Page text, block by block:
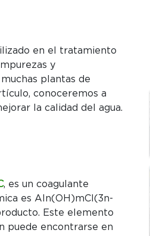
en el tratamiento
y
plantas de
conoceremos a
la calidad del agua.
, es un coagulante
es Aln(OH)mCl(3n-
Este elemento
puede encontrarse en